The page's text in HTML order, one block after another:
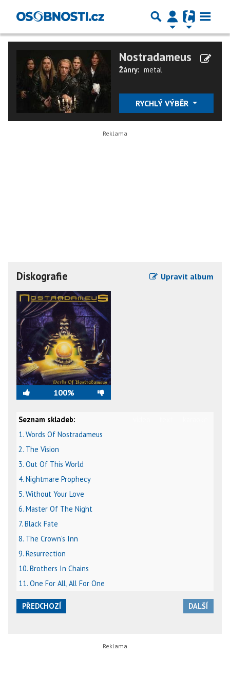
Nostradameus
Žánry: metal
RYCHLÝ VÝBĚR
Diskografie Upravit album
100%
Seznam skladeb:
1. Words Of Nostradameus
2. The Vision
3. Out Of This World
4. Nightmare Prophecy
5. Without Your Love
6. Master Of The Night
7. Black Fate
8. The Crown's Inn
9. Resurrection
10. Brothers In Chains
11. One For All, All For One
PŘEDCHOZÍ DALŠÍ